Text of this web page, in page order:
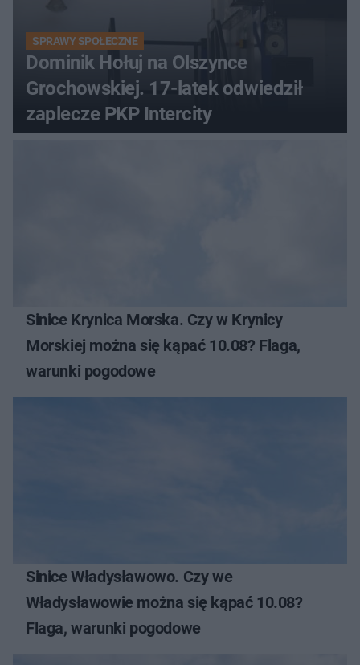
SPRAWY SPOŁECZNE
Dominik Hołuj na Olszynce
Grochowskiej. 17-latek odwiedził
zaplecze PKP Intercity
Sinice Krynica Morska. Czy w Krynicy
Morskiej można się kąpać 10.08? Flaga,
warunki pogodowe
Sinice Władysławowo. Czy we
Władysławowie można się kąpać 10.08?
Flaga, warunki pogodowe